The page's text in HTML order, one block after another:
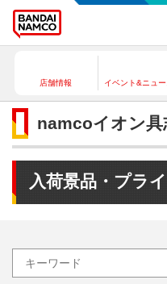
店舗情報 イベント&ニュー
namcoイオン具
入荷景品・プラ